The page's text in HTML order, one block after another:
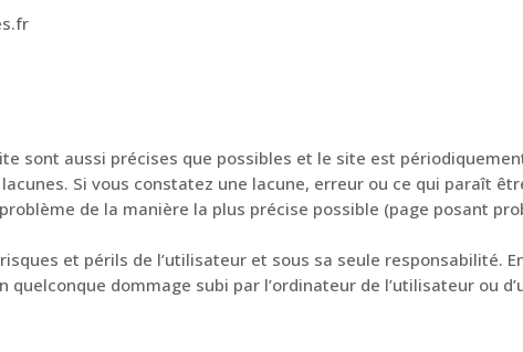
sont aussi précises que possibles et le site est
Si vous constatez une lacune, erreur ou ce qui paraît
de la manière la plus précise possible (page posant
et périls de l’utilisateur et sous sa seule responsabilité. En
quelconque dommage subi par l’ordinateur de l’utilisateur ou